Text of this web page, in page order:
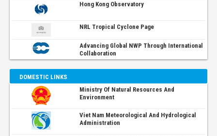
Hong Kong Observatory
NRL Tropical Cyclone Page
Advancing Global NWP Through International
Collaboration
DOMESTIC LINKS
Ministry Of Natural Resources And
Environment
Viet Nam Meteorological And Hydrological
Administration